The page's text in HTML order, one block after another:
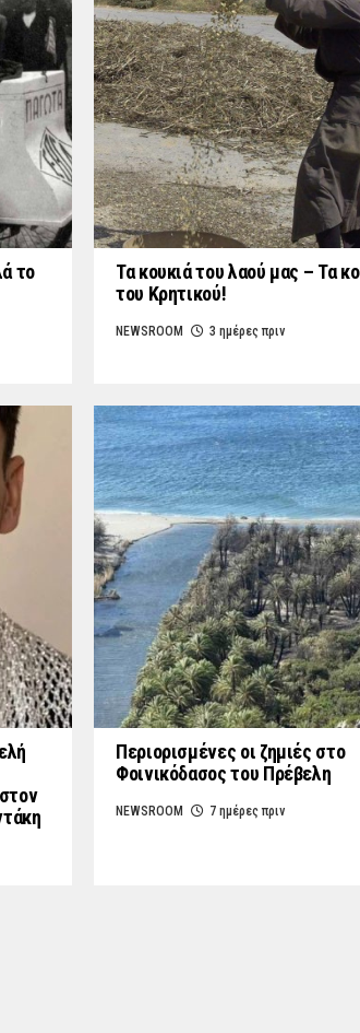
το
Τα κουκιά του λαού μας – Τα
του Κρητικού!
NEWSROOM 3 ημέρες πριν
Περιορισμένες οι ζημιές στο
Φοινικόδασος του Πρέβελη
NEWSROOM 7 ημέρες πριν